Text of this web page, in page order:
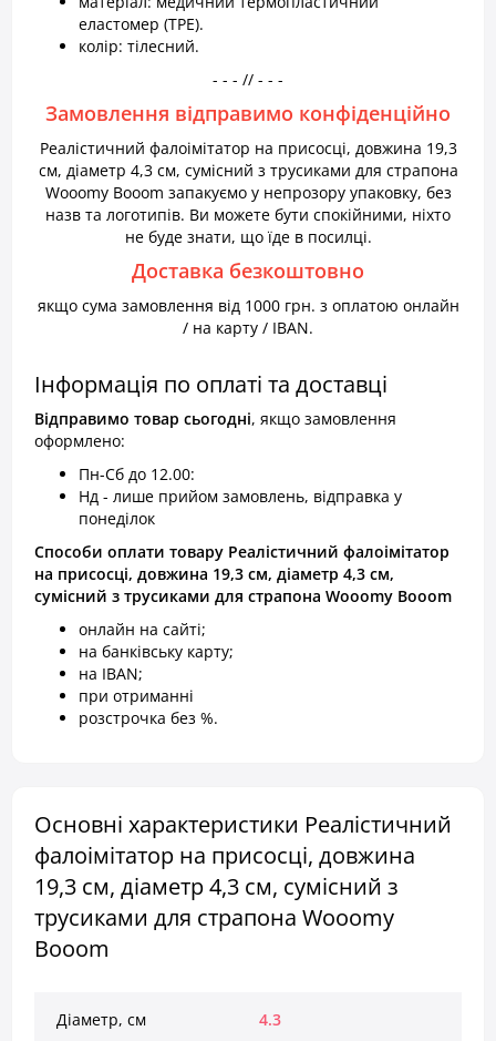
еластомер (TPE).
колір: тілесний.
- - - // - - -
Замовлення відправимо конфіденційно
Реалістичний фалоімітатор на присосці, довжина 19,3
см, діаметр 4,3 см, сумісний з трусиками для страпона
Wooomy Booom запакуємо у непрозору упаковку, без
назв та логотипів. Ви можете бути спокійними, ніхто
не буде знати, що їде в посилці.
Доставка безкоштовно
якщо сума замовлення від 1000 грн. з оплатою онлайн
/ на карту / IBAN.
Інформація по оплаті та доставці
Відправимо товар сьогодні, якщо замовлення
оформлено:
Пн-Сб до 12.00:
Нд - лише прийом замовлень, відправка у
понеділок
Способи оплати товару Реалістичний фалоімітатор
на присосці, довжина 19,3 см, діаметр 4,3 см,
сумісний з трусиками для страпона Wooomy Booom
онлайн на сайті;
на банківську карту;
на IBAN;
при отриманні
розстрочка без %.
Основні характеристики Реалістичний
фалоімітатор на присосці, довжина
19,3 см, діаметр 4,3 см, сумісний з
трусиками для страпона Wooomy
Booom
Діаметр, см 4.3